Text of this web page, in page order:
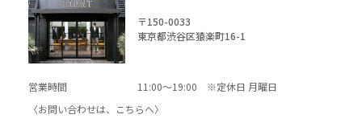
〒150-0033
東京都渋谷区猿楽町16-1
営業時間
11:00～19:00 ※定休日 月曜日
〈お問い合わせは、
こちらへ〉